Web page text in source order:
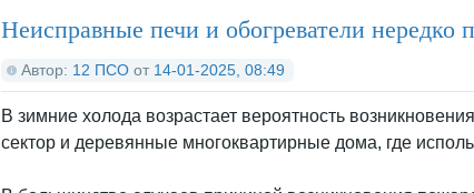
Неисправные печи и обогреватели
Автор: 12 ПСО от 14-01-2025, 08:49
В зимние холода возрастает вероятность
сектор и деревянные многоквартирные дома, где